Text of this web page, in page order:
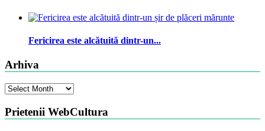
Fericirea este alcătuită dintr-un...
Arhiva
Arhiva
Prietenii WebCultura